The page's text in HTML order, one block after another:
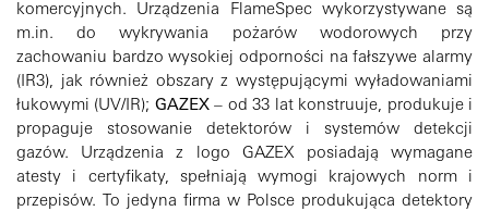
komercyjnych. Urządzenia FlameSpec wykorzystywane są
m.in. do wykrywania pożarów wodorowych przy
zachowaniu bardzo wysokiej odporności na fałszywe alarmy
(IR3), jak również obszary z występującymi wyładowaniami
łukowymi (UV/IR); GAZEX – od 33 lat konstruuje, produkuje i
propaguje stosowanie detektorów i systemów detekcji
gazów. Urządzenia z logo GAZEX posiadają wymagane
atesty i certyfikaty, spełniają wymogi krajowych norm i
przepisów. To jedyna firma w Polsce produkująca detektory